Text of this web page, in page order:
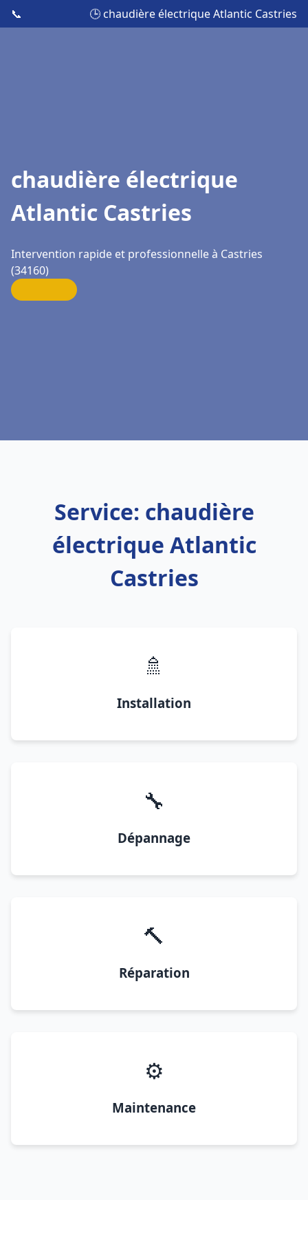
📞 🕒 chaudière électrique Atlantic Castries
chaudière électrique
Atlantic Castries
Intervention rapide et professionnelle à Castries
(34160)
Service: chaudière
électrique Atlantic
Castries
🚿
Installation
🔧
Dépannage
🔨
Réparation
⚙️
Maintenance